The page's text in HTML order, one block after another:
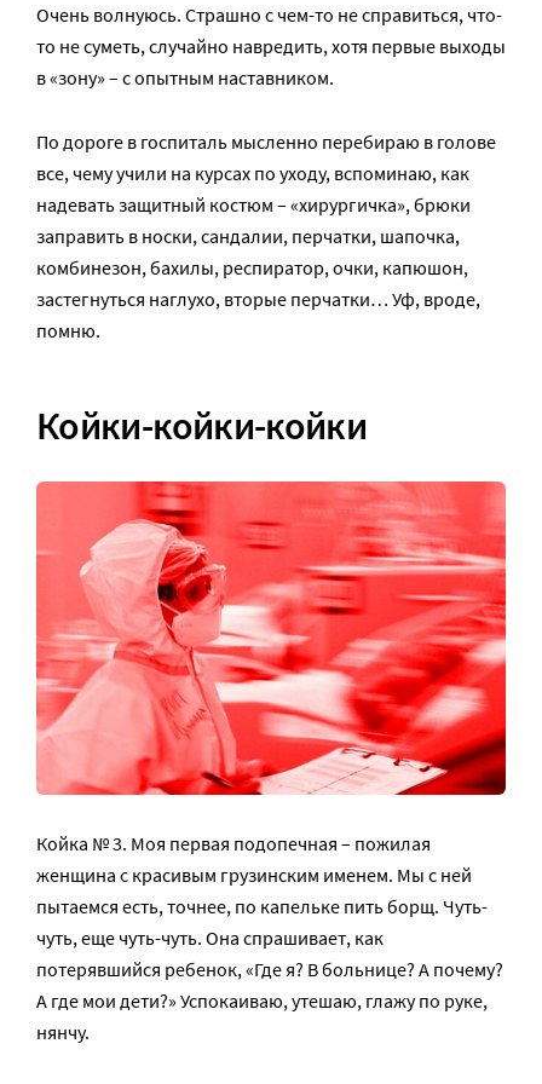
Очень волнуюсь. Страшно с чем-то не справиться, что-
то не суметь, случайно навредить, хотя первые выходы
в «зону» – с опытным наставником.
По дороге в госпиталь мысленно перебираю в голове
все, чему учили на курсах по уходу, вспоминаю, как
надевать защитный костюм – «хирургичка», брюки
заправить в носки, сандалии, перчатки, шапочка,
комбинезон, бахилы, респиратор, очки, капюшон,
застегнуться наглухо, вторые перчатки… Уф, вроде,
помню.
Койки-койки-койки
Койка № 3. Моя первая подопечная – пожилая
женщина с красивым грузинским именем. Мы с ней
пытаемся есть, точнее, по капельке пить борщ. Чуть-
чуть, еще чуть-чуть. Она спрашивает, как
потерявшийся ребенок, «Где я? В больнице? А почему?
А где мои дети?» Успокаиваю, утешаю, глажу по руке,
нянчу.